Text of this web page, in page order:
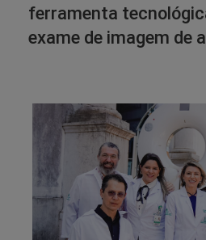
ferramenta
exame de imagem de